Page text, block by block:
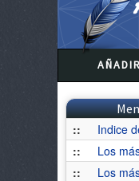
::
Indice
::
Los
::
Los